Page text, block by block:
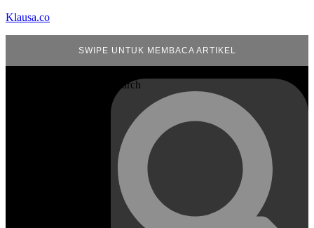
Klausa.co
SWIPE UNTUK MEMBACA ARTIKEL
Search